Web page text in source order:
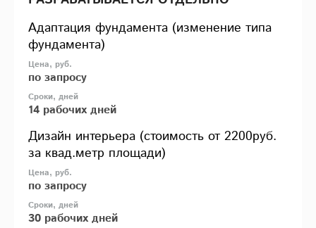
Адаптация фундамента (изменение типа
фундамента)
по запросу
14 рабочих дней
Дизайн интерьера (стоимость от 2200руб.
за квад.метр площади)
по запросу
30 рабочих дней